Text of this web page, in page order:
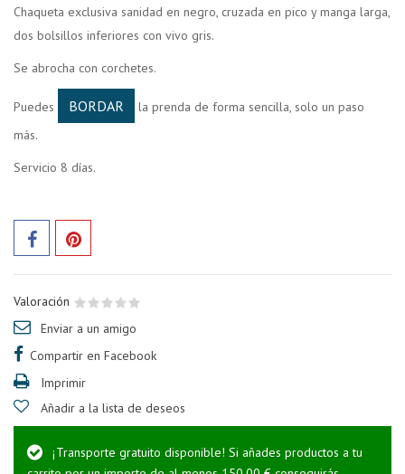
Chaqueta exclusiva sanidad en negro, cruzada en pico y manga larga,
dos bolsillos inferiores con vivo gris.
Se abrocha con corchetes.
Puedes BORDAR
la prenda de forma sencilla, solo un paso
más.
Servicio 8 días.
Valoración
Enviar a un amigo
Compartir en Facebook
Imprimir
Añadir a la lista de deseos
¡Transporte gratuito disponible! Si añades productos a tu